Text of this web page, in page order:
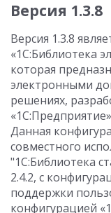
Версия 1.3.8
Версия 1.3.8
«1С:Библиотека
которая
электронными
решениях,
Данная
совместного
"1С:Библиотека
2.4.2, с
поддержки
конфигурацией